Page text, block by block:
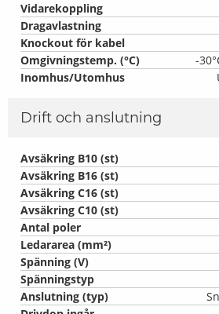
Vidarekoppling
Dragavlastning
Knockout för kabel
Omgivningstemp. (°C)
-
Inomhus/Utomhus
Drift och anslutning
Avsäkring B10 (st)
Avsäkring B16 (st)
Avsäkring C16 (st)
Avsäkring C10 (st)
Antal poler
Ledararea (mm²)
Spänning (V)
Spänningstyp
Anslutning (typ)